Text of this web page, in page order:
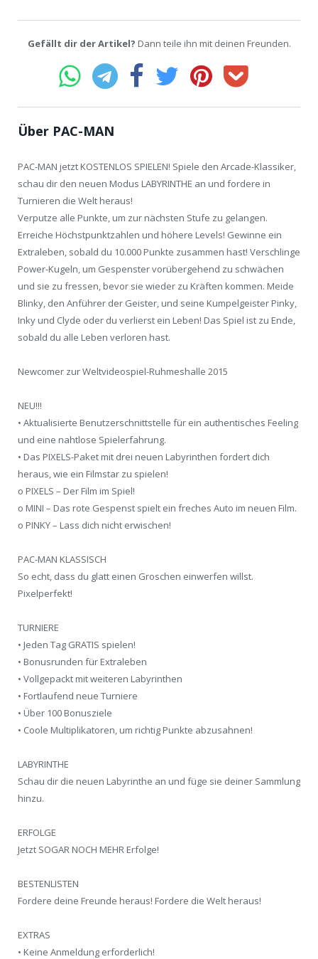
Gefällt dir der Artikel? Dann teile ihn mit deinen Freunden.
Über PAC-MAN
PAC-MAN jetzt KOSTENLOS SPIELEN! Spiele den Arcade-Klassiker,
schau dir den neuen Modus LABYRINTHE an und fordere in
Turnieren die Welt heraus!
Verputze alle Punkte, um zur nächsten Stufe zu gelangen.
Erreiche Höchstpunktzahlen und höhere Levels! Gewinne ein
Extraleben, sobald du 10.000 Punkte zusammen hast! Verschlinge
Power-Kugeln, um Gespenster vorübergehend zu schwächen
und sie zu fressen, bevor sie wieder zu Kräften kommen. Meide
Blinky, den Anführer der Geister, und seine Kumpelgeister Pinky,
Inky und Clyde oder du verlierst ein Leben! Das Spiel ist zu Ende,
sobald du alle Leben verloren hast.
Newcomer zur Weltvideospiel-Ruhmeshalle 2015
NEU!!!
• Aktualisierte Benutzerschnittstelle für ein authentisches Feeling
und eine nahtlose Spielerfahrung.
• Das PIXELS-Paket mit drei neuen Labyrinthen fordert dich
heraus, wie ein Filmstar zu spielen!
o PIXELS – Der Film im Spiel!
o MINI – Das rote Gespenst spielt ein freches Auto im neuen Film.
o PINKY – Lass dich nicht erwischen!
PAC-MAN KLASSISCH
So echt, dass du glatt einen Groschen einwerfen willst.
Pixelperfekt!
TURNIERE
• Jeden Tag GRATIS spielen!
• Bonusrunden für Extraleben
• Vollgepackt mit weiteren Labyrinthen
• Fortlaufend neue Turniere
• Über 100 Bonusziele
• Coole Multiplikatoren, um richtig Punkte abzusahnen!
LABYRINTHE
Schau dir die neuen Labyrinthe an und füge sie deiner Sammlung
hinzu.
ERFOLGE
Jetzt SOGAR NOCH MEHR Erfolge!
BESTENLISTEN
Fordere deine Freunde heraus! Fordere die Welt heraus!
EXTRAS
• Keine Anmeldung erforderlich!